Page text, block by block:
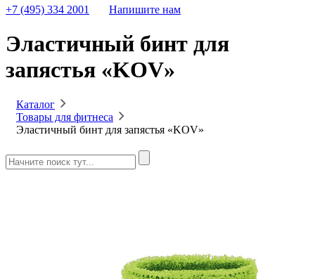
+7 (495) 334 2001
Напишите нам
Эластичный бинт для
запястья «KOV»
Каталог
Товары для фитнеса
Эластичный бинт для запястья «KOV»